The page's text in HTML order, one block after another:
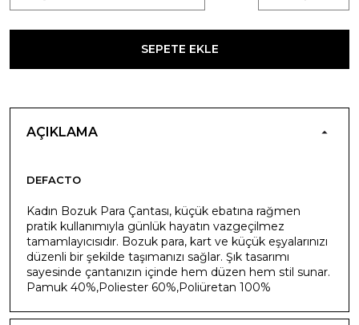
SEPETE EKLE
AÇIKLAMA
DEFACTO
Kadın Bozuk Para Çantası, küçük ebatına rağmen
pratik kullanımıyla günlük hayatın vazgeçilmez
tamamlayıcısıdır. Bozuk para, kart ve küçük eşyalarınızı
düzenli bir şekilde taşımanızı sağlar. Şık tasarımı
sayesinde çantanızın içinde hem düzen hem stil sunar.
Pamuk 40%,Poliester 60%,Poliüretan 100%